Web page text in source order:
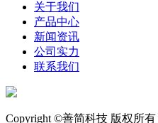
关于我们
产品中心
新闻资讯
公司实力
联系我们
Copyright ©善简科技 版权所有